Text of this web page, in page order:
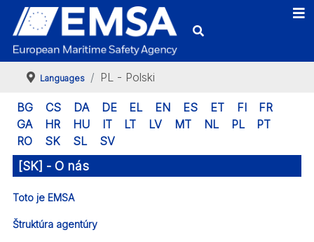
Languages PL - Polski
BG CS DA DE EL EN ES ET FI
FR
GA
HR HU IT LT LV MT NL PL
PT
RO
SK SL SV
[SK] - O nás
Toto je EMSA
Štruktúra agentúry